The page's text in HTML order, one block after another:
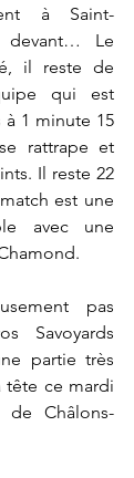
à Saint-
devant… Le
il reste de
qui est
1 minute 15
rattrape et
Il reste 22
est une
avec une
pas
Savoyards
partie très
tête ce mardi
Châlons-